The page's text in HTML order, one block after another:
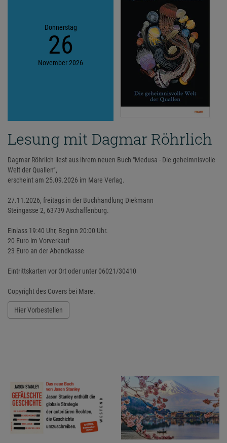
Donnerstag
26
November2026
Lesung mit Dagmar Röhrlich
Dagmar Röhrlich liest aus ihrem neuen Buch "Medusa - Die geheimnisvolle
Welt der Quallen”,
erscheint am 25.09.2026 im Mare Verlag.
27.11.2026, freitags in der Buchhandlung Diekmann
Steingasse 2, 63739 Aschaffenburg.
Einlass 19:40 Uhr, Beginn 20:00 Uhr.
20 Euro im Vorverkauf
23 Euro an der Abendkasse
Eintrittskarten vor Ort oder unter 06021/30410
Copyright des Covers bei Mare.
Hier Vorbestellen